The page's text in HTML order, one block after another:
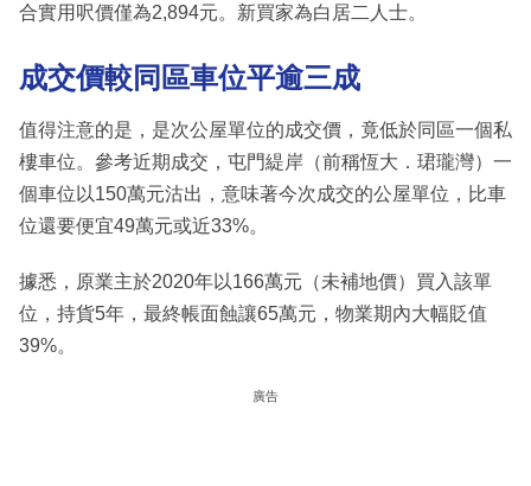
合實用呎價僅為2,894元。新買家為白居二人士。
成交價較同區車位平逾三成
值得注意的是，是次公屋單位的成交價，竟低於同區一個私
樓車位。參考近期成交，屯門緹岸（前稱恆大．珺瓏灣）一
個車位以150萬元沽出，意味著今次成交的公屋單位，比車
位還要便宜49萬元或近33%。
據悉，原業主於2020年以166萬元（未補地價）買入該單
位，持貨5年，最終帳面蝕讓65萬元，物業期內大幅貶值
39%。
廣告